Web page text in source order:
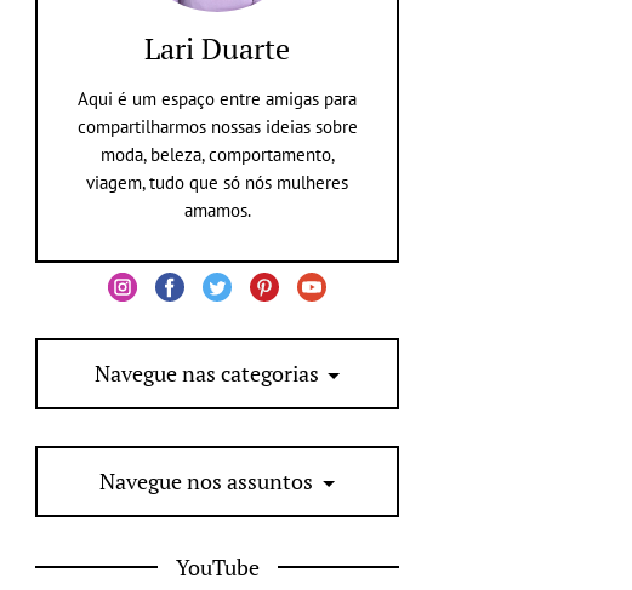
Lari Duarte
Aqui é um espaço entre amigas para
compartilharmos nossas ideias sobre
moda, beleza, comportamento,
viagem, tudo que só nós mulheres
amamos.
Navegue nas categorias
Navegue nos assuntos
YouTube